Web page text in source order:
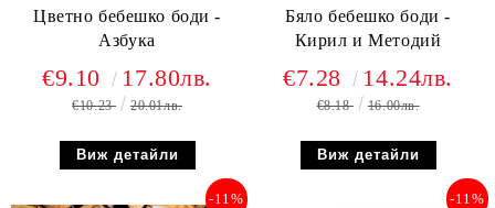
Цветно бебешко боди -
Азбука
€9.10 17.80лв.
€10.23 20.01лв.
Виж детайли
Бяло бебешко боди -
Кирил и Методий
€7.28 14.24лв.
€8.18 16.00лв.
Виж детайли
-11% -11%